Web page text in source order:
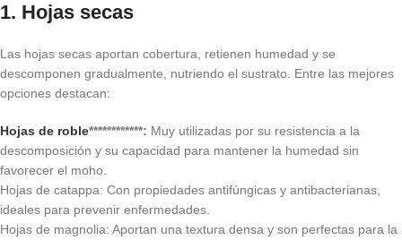
1. Hojas secas
Las hojas secas aportan cobertura, retienen humedad y se
descomponen gradualmente, nutriendo el sustrato. Entre las mejores
opciones destacan:
Hojas de roble************: Muy utilizadas por su resistencia a la
descomposición y su capacidad para mantener la humedad sin
favorecer el moho.
Hojas de catappa: Con propiedades antifúngicas y antibacterianas,
ideales para prevenir enfermedades.
Hojas de magnolia: Aportan una textura densa y son perfectas para la